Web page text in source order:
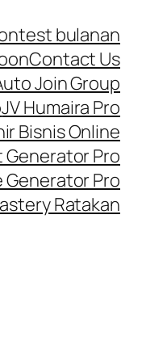
bulanan
Contact Us
Join Group
JV Humaira Pro
Bisnis Online
Generator Pro
Generator Pro
Ratakan